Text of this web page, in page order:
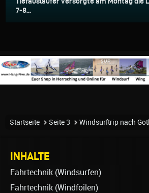
7-8...
Startseite Seite 3 Windsurftrip nach
INHALTE
Fahrtechnik (Windsurfen)
Fahrtechnik (Windfoilen)